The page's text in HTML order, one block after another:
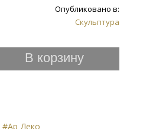
Опубликовано в:
Скульптура
В корзину
#Ар Деко